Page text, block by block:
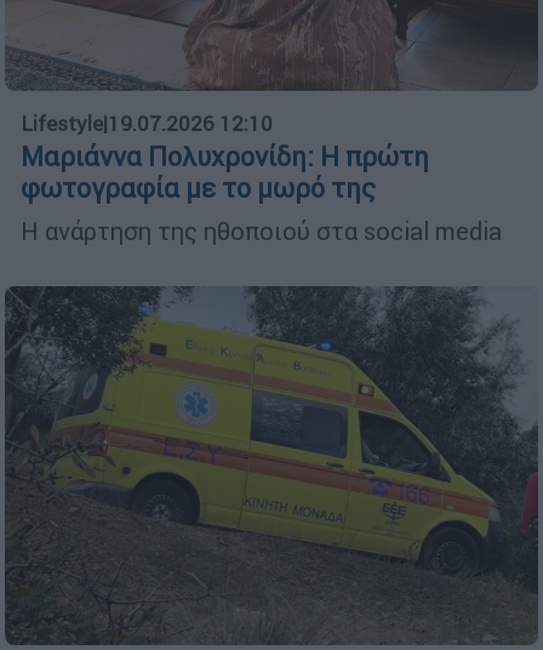
Lifestyle|19.07.2026 12:10
Μαριάννα Πολυχρονίδη: Η πρώτη
φωτογραφία με το μωρό της
Η ανάρτηση της ηθοποιού στα social media